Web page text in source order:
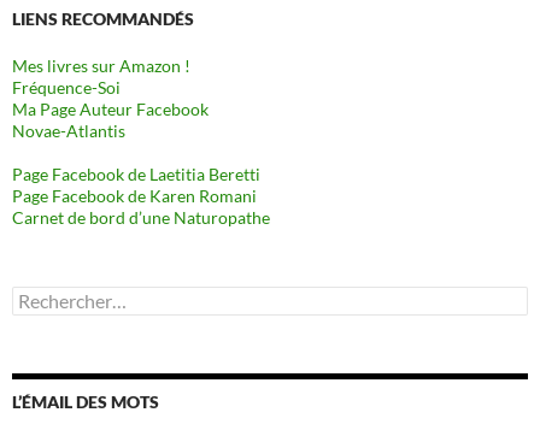
LIENS RECOMMANDÉS
Mes livres sur Amazon !
Fréquence-Soi
Ma Page Auteur Facebook
Novae-Atlantis
Page Facebook de Laetitia Beretti
Page Facebook de Karen Romani
Carnet de bord d’une Naturopathe
Rechercher :
L’ÉMAIL DES MOTS